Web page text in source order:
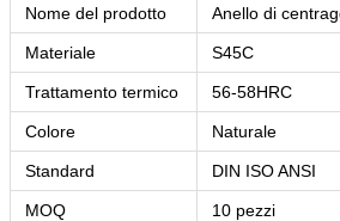
Nome del prodotto Anello di
Materiale S45C
Trattamento termico 56-58HRC
Colore Naturale
Standard DIN ISO ANSI
MOQ 10 pezzi